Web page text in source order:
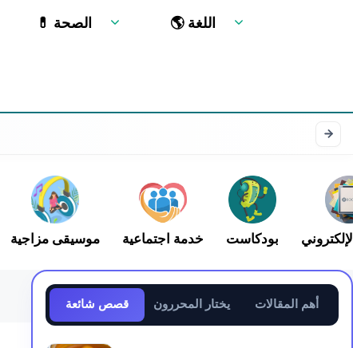
💊 الصحة 🌎 اللغة
موسيقى مزاجية خدمة اجتماعية بودكاست
قصص شائعة يختار المحررون أهم المقالات